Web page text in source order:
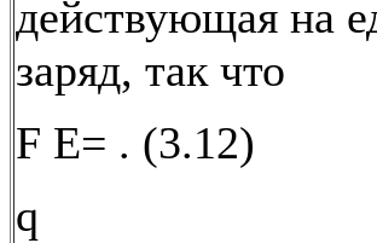
действующая на
заряд, так что
F E= . (3.12)
q